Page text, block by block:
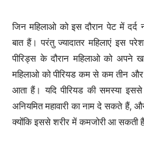
जिन महिलाओ को इस दौरान पेट में दर्द
बात हैं। परंतु ज्यादातर महिलाएं इस
पीरिड्स के दौरान महिलाओ को अपने
महिलाओ को पीरियड कम से कम तीन और
आता हैं। यदि पीरियड की समस्या
अनियमित महावारी का नाम दे सकते हैं,
क्योंकि इससे शरीर में कमजोरी आ सकती